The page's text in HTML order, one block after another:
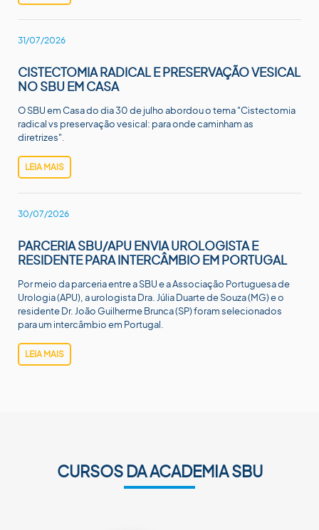
31/07/2026
CISTECTOMIA RADICAL E PRESERVAÇÃO VESICAL
NO SBU EM CASA
O SBU em Casa do dia 30 de julho abordou o tema "Cistectomia
radical vs preservação vesical: para onde caminham as
diretrizes".
LEIA MAIS
30/07/2026
PARCERIA SBU/APU ENVIA UROLOGISTA E
RESIDENTE PARA INTERCÂMBIO EM PORTUGAL
Por meio da parceria entre a SBU e a Associação Portuguesa de
Urologia (APU), a urologista Dra. Júlia Duarte de Souza (MG) e o
residente Dr. João Guilherme Brunca (SP) foram selecionados
para um intercâmbio em Portugal.
LEIA MAIS
CURSOS DA ACADEMIA SBU